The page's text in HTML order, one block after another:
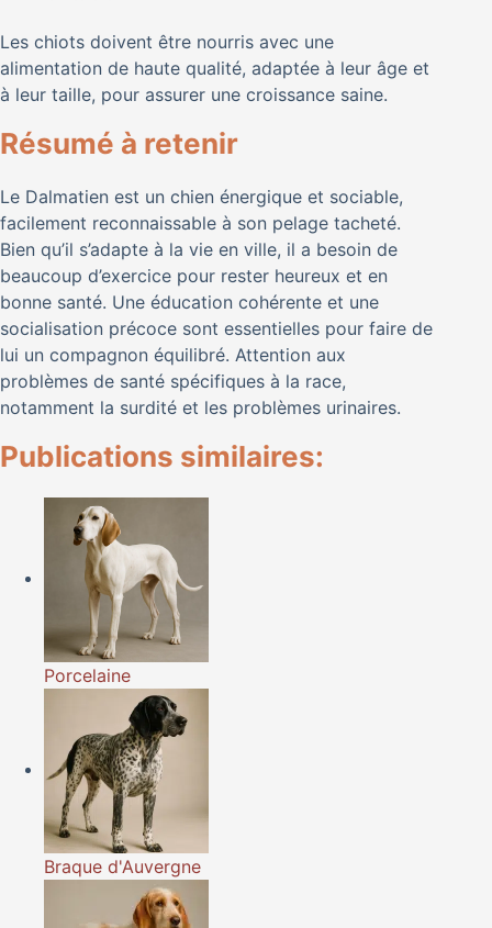
Les chiots doivent être nourris avec une
alimentation de haute qualité, adaptée à leur âge et
à leur taille, pour assurer une croissance saine.
Résumé à retenir
Le Dalmatien est un chien énergique et sociable,
facilement reconnaissable à son pelage tacheté.
Bien qu’il s’adapte à la vie en ville, il a besoin de
beaucoup d’exercice pour rester heureux et en
bonne santé. Une éducation cohérente et une
socialisation précoce sont essentielles pour faire de
lui un compagnon équilibré. Attention aux
problèmes de santé spécifiques à la race,
notamment la surdité et les problèmes urinaires.
Publications similaires:
Porcelaine
Braque d'Auvergne